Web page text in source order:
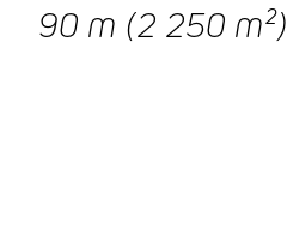
90 m (2 250 m²)